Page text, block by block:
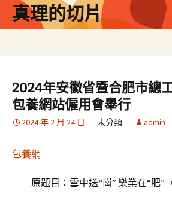
真理的切片
2024年安徽省暨合肥市總
包養網站僱用會舉行
2024 年 2 月 24 日 未分類 admin
包養網
原題目：雪中送“崗” 樂業在“肥”